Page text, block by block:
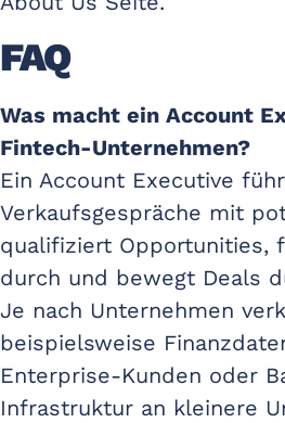
FAQ
Was macht ein Account
Fintech-Unternehmen?
Ein Account Executive
Verkaufsgespräche mit
qualifiziert Opportunities,
durch und bewegt Deals
Je nach Unternehmen
beispielsweise
Enterprise-Kunden oder
Infrastruktur an kleinere